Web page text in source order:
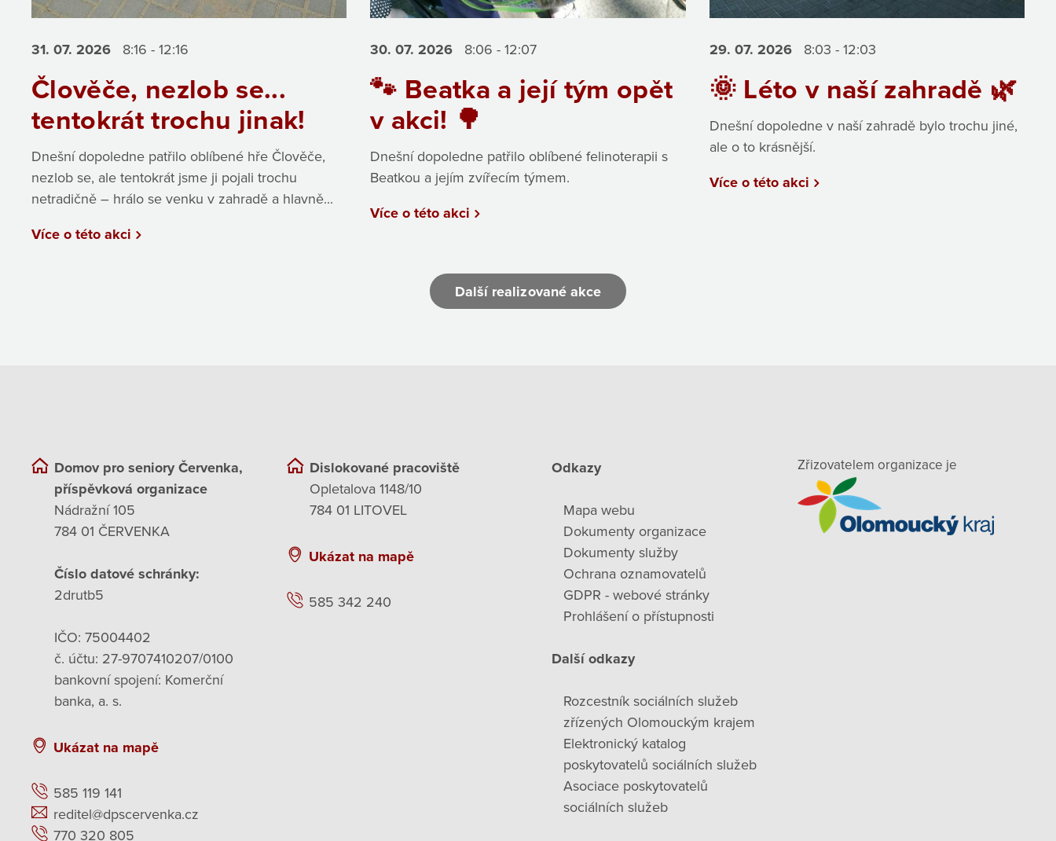
31. 07. 2026 8:16 - 12:16
Člověče, nezlob se...
tentokrát trochu jinak!
Dnešní dopoledne patřilo oblíbené hře Člověče,
nezlob se, ale tentokrát jsme ji pojali trochu
netradičně – hrálo se venku v zahradě a hlavně...
Více o této akci
30. 07.2026 8:06 - 12:07
🐾 Beatka a její tým opět
v akci! 🌳
Dnešní dopoledne patřilo oblíbené felinoterapii s
Beatkou a jejím zvířecím týmem.
Více o této akci
29. 07. 2026 8:03 - 12:03
🌞 Léto v naší zahradě 🌿
Dnešní dopoledne v naší zahradě bylo trochu jiné,
ale o to krásnější.
Více o této akci
Další realizované akce
Domov pro seniory Červenka,
příspěvková organizace
Nádražní 105
784 01 ČERVENKA
Číslo datové schránky:
2drutb5
IČO: 75004402
č. účtu: 27-9707410207/0100
bankovní spojení: Komerční
banka, a. s.
Ukázat na mapě
585 119 141
reditel@dpscervenka.cz
770 320 805
Dislokované pracoviště
Opletalova 1148/10
784 01 LITOVEL
Ukázat na mapě
585 342 240
Odkazy
Mapa webu
Dokumenty organizace
Dokumenty služby
Ochrana oznamovatelů
GDPR - webové stránky
Prohlášení o přístupnosti
Další odkazy
Rozcestník sociálních služeb
zřízených Olomouckým krajem
Elektronický katalog
poskytovatelů sociálních služeb
Asociace poskytovatelů
sociálních služeb
Zřizovatelem organizace je